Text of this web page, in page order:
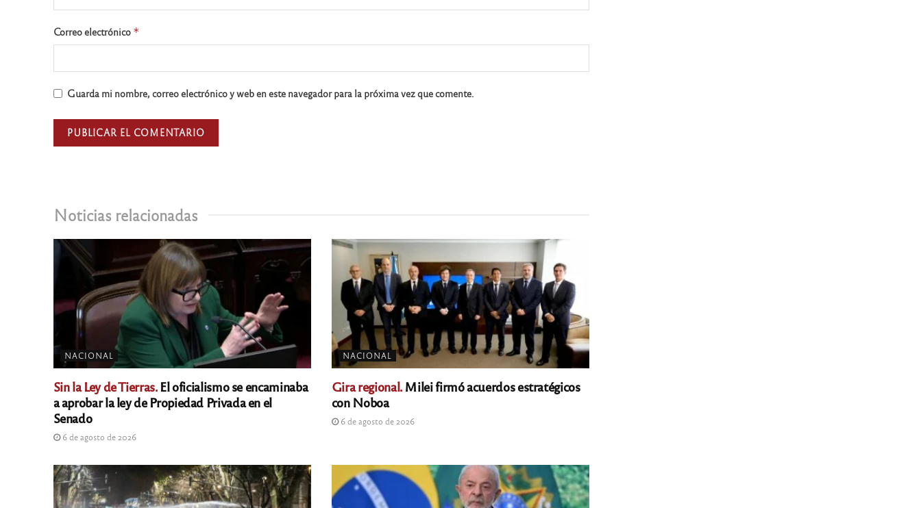
Noticias relacionadas
NACIONAL
Sin la Ley de Tierras.El oficialismo se encaminaba
a aprobar la ley de Propiedad Privada en el
Senado
6 de agosto de 2026
NACIONAL
Gira regional.Milei firmó acuerdos estratégicos
con Noboa
6 de agosto de 2026
Correo electrónico *
Guarda mi nombre, correo electrónico y web en este navegador para la próxima vez que comente.